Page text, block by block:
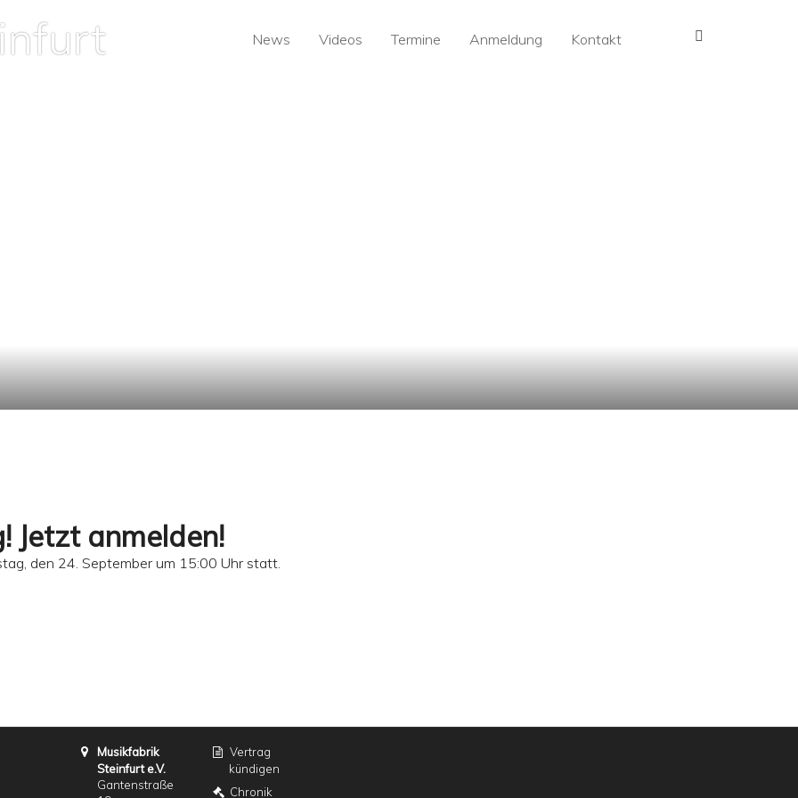
News Videos Termine Anmeldung Kontakt
Jetzt anmelden!
den 24. September um 15:00 Uhr statt.
Musikfabrik
Steinfurt e.V.
Gantenstraße
Vertrag
kündigen
Chronik